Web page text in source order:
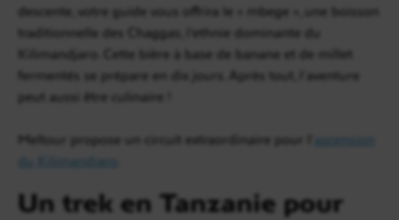
descente, votre guide vous offrira le « mbege », une boisson
traditionnelle des Chaggas, l’ethnie dominante du
Kilimandjaro. Cette bière à base de banane et de millet
fermentés se prépare en dix jours. Après tout, l’aventure
peut aussi être culinaire !
Meltour propose un circuit extraordinaire pour l’
ascension
du Kilimandjaro
Un trek en Tanzanie pour